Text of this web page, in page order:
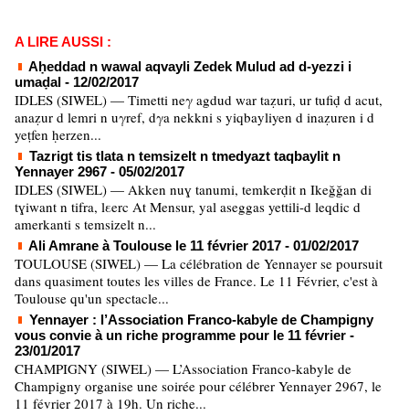
A LIRE AUSSI :
Aḥeddad n wawal aqvayli Zedek Mulud ad d-yezzi i
umaḍal - 12/02/2017
IDLES (SIWEL) — Timetti neγ agdud war taẓuri, ur tufiḍ d acut,
anaẓur d lemri n uγref, dγa nekkni s yiqbayliyen d inaẓuren i d
yeṭfen ḥerzen...
Tazrigt tis tlata n temsizelt n tmedyazt taqbaylit n
Yennayer 2967 - 05/02/2017
IDLES (SIWEL) — Akken nuɣ tanumi, temkerḍit n Ikeğğan di
tɣiwant n tifra, lεerc At Mensur, yal aseggas yettili-d leqdic d
amerkanti s temsizelt n...
Ali Amrane à Toulouse le 11 février 2017 - 01/02/2017
TOULOUSE (SIWEL) — La célébration de Yennayer se poursuit
dans quasiment toutes les villes de France. Le 11 Février, c'est à
Toulouse qu'un spectacle...
Yennayer : l’Association Franco-kabyle de Champigny
vous convie à un riche programme pour le 11 février -
23/01/2017
CHAMPIGNY (SIWEL) — L’Association Franco-kabyle de
Champigny organise une soirée pour célébrer Yennayer 2967, le
11 février 2017 à 19h. Un riche...